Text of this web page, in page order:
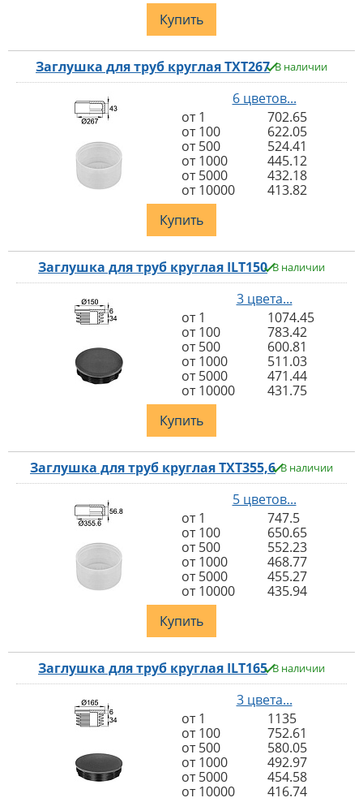
Купить
Заглушка для труб круглая TXT267 В наличии
6 цветов...
от 1
702.65
от 100
622.05
от 500
524.41
от 1000
445.12
от 5000
432.18
от 10000
413.82
Купить
Заглушка для труб круглая ILT150 В наличии
3 цвета...
от 1
1074.45
от 100
783.42
от 500
600.81
от 1000
511.03
от 5000
471.44
от 10000
431.75
Купить
Заглушка для труб круглая TXT355,6 В наличии
5 цветов...
от 1
747.5
от 100
650.65
от 500
552.23
от 1000
468.77
от 5000
455.27
от 10000
435.94
Купить
Заглушка для труб круглая ILT165 В наличии
3 цвета...
от 1
1135
от 100
752.61
от 500
580.05
от 1000
492.97
от 5000
454.58
от 10000
416.74